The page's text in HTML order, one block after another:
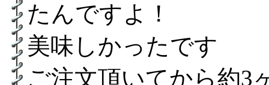
たんですよ！
美味しかったです
ご注文頂いてから約3